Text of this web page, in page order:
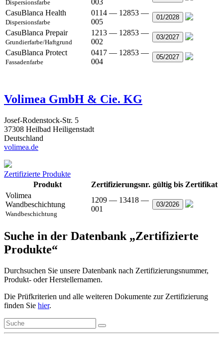
Dispersionsfarbe 003
CasuBlanca Health
Dispersionsfarbe
0114 — 12853 —
005
01/2028
CasuBlanca Prepair
Grundierfarbe/Haftgrund
1213 — 12853 —
002
03/2027
CasuBlanca Protect
Fassadenfarbe
0417 — 12853 —
004
05/2027
Volimea GmbH & Cie. KG
Josef-Rodenstock-Str. 5
37308 Heilbad Heiligenstadt
Deutschland
volimea.de
Zertifizierte Produkte
Produkt
Zertifizierungsnr. gültig bis Zertifikat
Volimea
Wandbeschichtung
Wandbeschichtung
1209 — 13418 —
001
03/2026
Suche in der Datenbank „Zertifizierte
Produkte“
Durchsuchen Sie unsere Datenbank nach Zertifizierungsnummer,
Produkt- oder Herstellernamen.
Die Prüfkriterien und alle weiteren Dokumente zur Zertifizierung
finden Sie hier.